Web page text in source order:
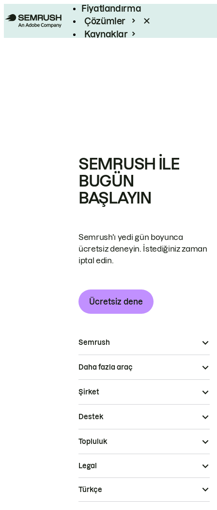
Fiyatlandırma
Çözümler
Kaynaklar
SEMRUSH ILE
BUGÜN
BAŞLAYIN
Semrush'ı yedi gün boyunca
ücretsiz deneyin. İstediğiniz zaman
iptal edin.
Ücretsiz dene
Semrush
Daha fazla araç
Şirket
Destek
Topluluk
Legal
Türkçe